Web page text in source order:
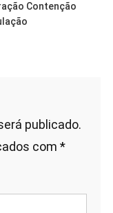
Contenção
publicado.
com *